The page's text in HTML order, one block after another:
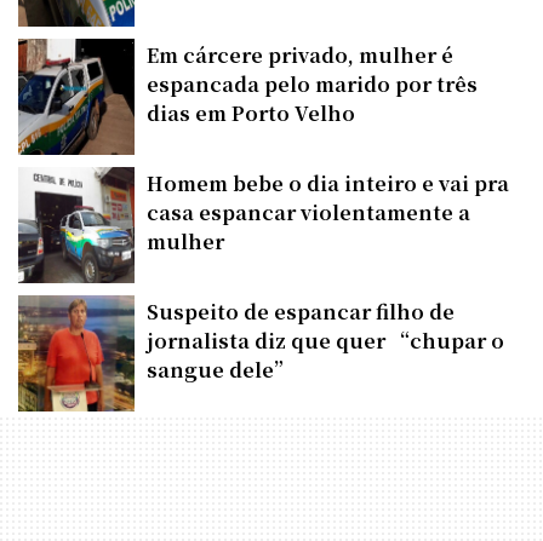
Em cárcere privado, mulher é
espancada pelo marido por três
dias em Porto Velho
Homem bebe o dia inteiro e vai pra
casa espancar violentamente a
mulher
Suspeito de espancar filho de
jornalista diz que quer “chupar o
sangue dele”